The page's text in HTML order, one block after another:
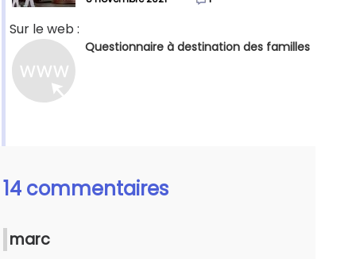
Sur le web :
Questionnaire à destination des familles
14 commentaires
marc